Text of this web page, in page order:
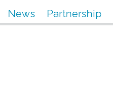
News Partnership